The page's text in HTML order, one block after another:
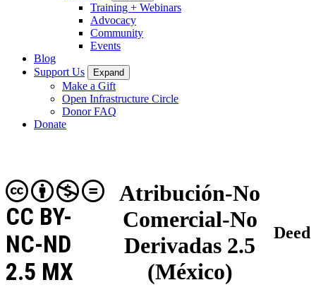
Training + Webinars
Advocacy
Community
Events
Blog
Support Us
Expand
Make a Gift
Open Infrastructure Circle
Donor FAQ
Donate
Atribución-No
Comercial-No
Derivadas 2.5
(México)
CC BY-
NC-ND
2.5 MX
Deed